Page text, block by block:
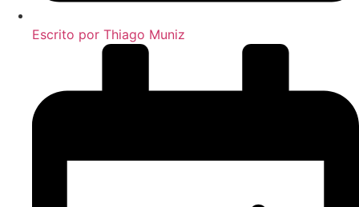
Escrito por Thiago Muniz